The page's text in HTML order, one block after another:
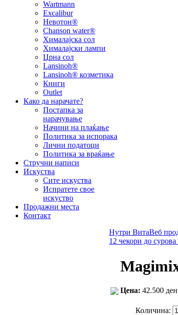
Wartmann
Excalibur
Невотон®
Chanson water®
Хималајска сол
Хималајски лампи
Црна сол
Lansinoh®
Lansinoh® козметика
Книги
Outlet
Како да нарачате?
Постапка за
нарачување
Начини на плаќање
Политика за испорака
Лични податоци
Политика за враќање
Стручни написи
Искуства
Сите искуства
Испратете свое
искуство
Продажни места
Контакт
Нутри ВитаВеб
12 чекори до сурова
Цена: 42.500
Количина: